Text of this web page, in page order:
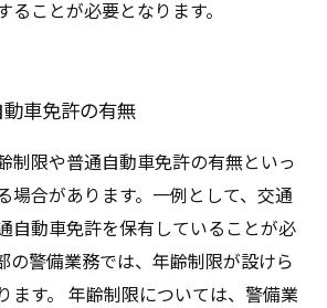
ることが必要となります。
車免許の有無
制限や普通自動車免許の有無といっ
場合があります。一例として、交通
自動車免許を保有していることが必
の警備業務では、年齢制限が設けら
ます。 年齢制限については、警備業